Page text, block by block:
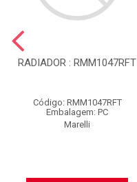
RADIADOR : RMM1047RFT
Código: RMM1047RFT
Embalagem: PC
Marelli